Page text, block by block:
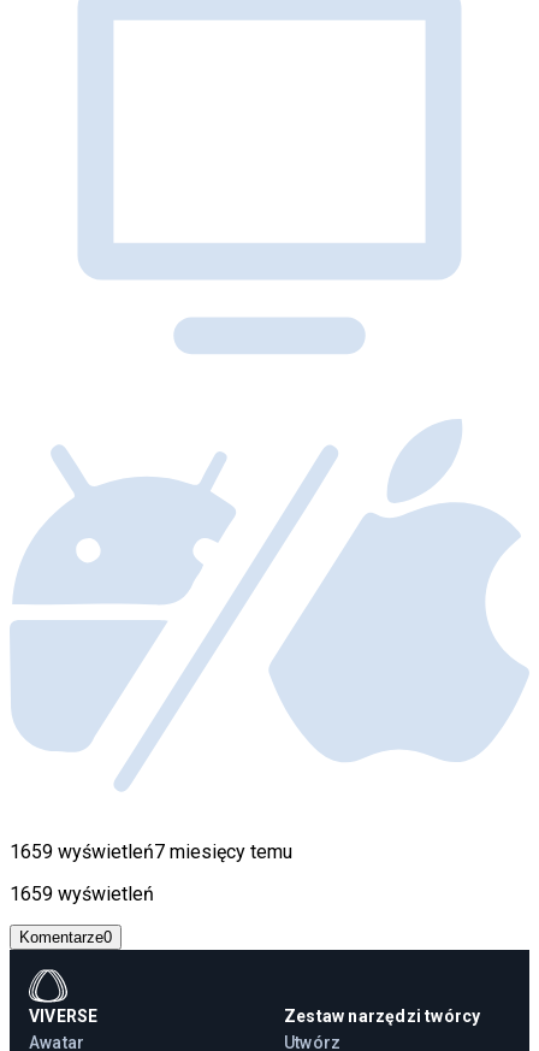
1659 wyświetleń7 miesięcy temu
1659 wyświetleń
Komentarze0
VIVERSE
Awatar
Zestaw narzędzi twórcy
Utwórz